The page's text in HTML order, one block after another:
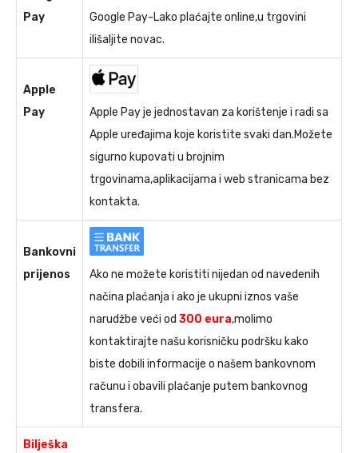
Pay
Google Pay-Lako plaćajte online,u trgovini
ilišaljite novac.
Apple
Pay
Apple Pay je jednostavan za korištenje i radi sa
Apple uređajima koje koristite svaki dan.Možete
sigurno kupovati u brojnim
trgovinama,aplikacijama i web stranicama bez
kontakta.
Bankovni
prijenos
Ako ne možete koristiti nijedan od navedenih
načina plaćanja i ako je ukupni iznos vaše
narudžbe veći od 300 eura,molimo
kontaktirajte našu korisničku podršku kako
biste dobili informacije o našem bankovnom
računu i obavili plaćanje putem bankovnog
transfera.
Bilješka